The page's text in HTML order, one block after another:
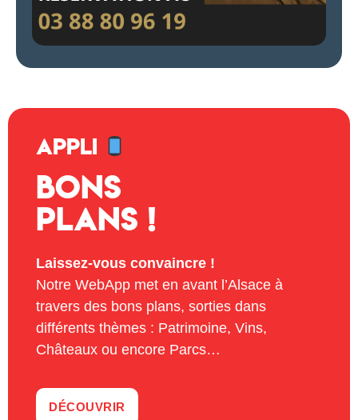
APPLI
Bons
plans !
Laissez-vous convaincre !
Notre WebApp met en avant l’Alsace à
travers des bons plans, sorties dans
différents thèmes : Patrimoine, Vins,
Châteaux ou encore Parcs…
DÉCOUVRIR